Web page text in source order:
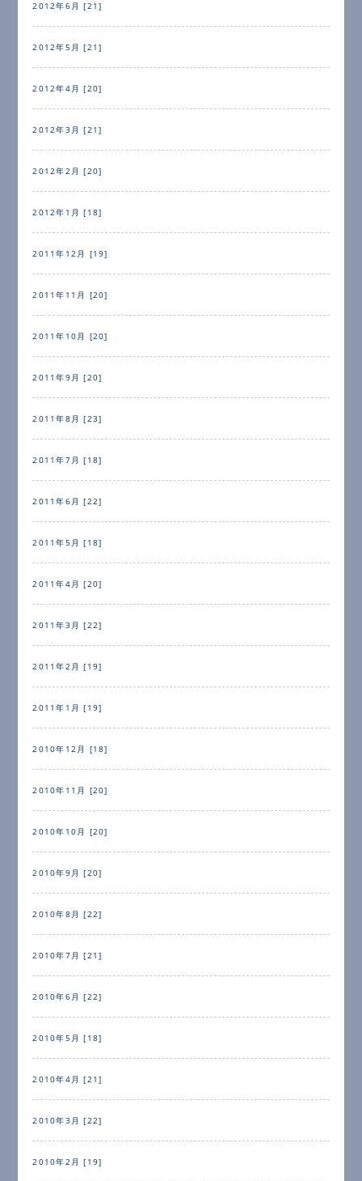
2012年6月 [21]
2012年5月 [21]
2012年4月 [20]
2012年3月 [21]
2012年2月 [20]
2012年1月 [18]
2011年12月 [19]
2011年11月 [20]
2011年10月 [20]
2011年9月 [20]
2011年8月 [23]
2011年7月 [18]
2011年6月 [22]
2011年5月 [18]
2011年4月 [20]
2011年3月 [22]
2011年2月 [19]
2011年1月 [19]
2010年12月 [18]
2010年11月 [20]
2010年10月 [20]
2010年9月 [20]
2010年8月 [22]
2010年7月 [21]
2010年6月 [22]
2010年5月 [18]
2010年4月 [21]
2010年3月 [22]
2010年2月 [19]